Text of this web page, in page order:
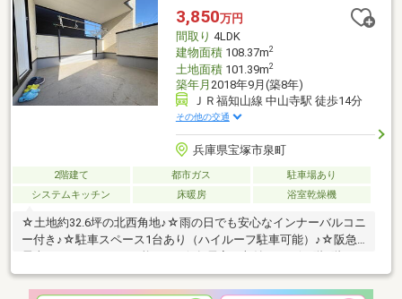
中山店』徒歩11分！■『上の池公園』徒歩5分！■阪急宝塚線「売
布神社駅」徒歩18分！
3,850万円
間取り 4LDK
建物面積108.37m2
土地面積101.39m2
築年月 2018年9月(築8年)
ＪＲ福知山線 中山寺駅 徒歩14分
その他の交通
兵庫県宝塚市泉町
2階建て 都市ガス
駐車場あり
システムキッチン
床暖房 浴室乾燥機
☆土地約32.6坪の北西角地♪☆雨の日でも安心なインナーバルコニ
ー付き♪☆駐車スペース1台あり（ハイルーフ駐車可能）♪☆阪急
イレがございます♪